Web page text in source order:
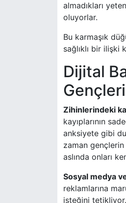
almadıkları
oluyorlar.
Bu karmaşık
sağlıklı bir ilişki
Dijital
Zihinlerindeki
kayıplarının
anksiyete gibi
zaman
aslında onları
Sosyal medya
reklamlarına
isteğini